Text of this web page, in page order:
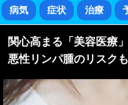
ボートレース 競輪
病気 症状 治療
関心高まる「美容医療
悪性リンパ腫のリスクも